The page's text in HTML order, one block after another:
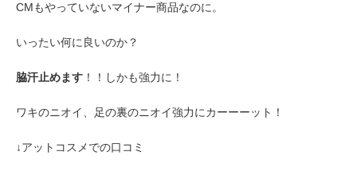
CMもやっていないマイナー商品なのに。
いったい何に良いのか？
脇汗止めます ！！しかも強力に！
ワキのニオイ、足の裏のニオイ強力にカーーーット！
↓アットコスメでの口コミ